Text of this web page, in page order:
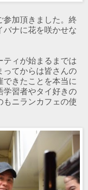
参加頂きました。終
バナに花を咲かせな
ティが始まるまでは
ってからは皆さんの
きたことを本当に
学習者やタイ好きの
もニランカフェの使